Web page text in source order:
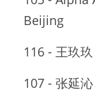
Beijing
116 - 王玖
107 - 张延